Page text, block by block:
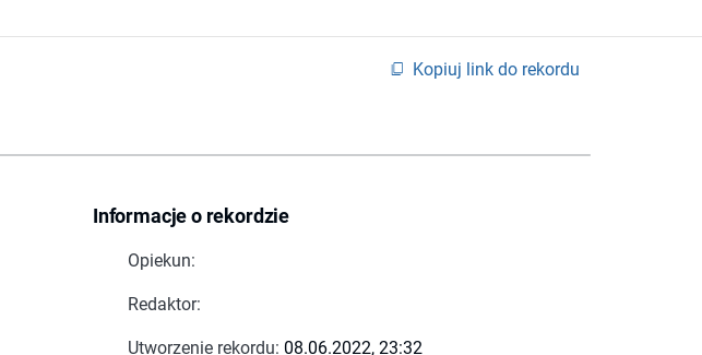
Kopiuj link do rekordu
Informacje o rekordzie
Opiekun:
Redaktor:
Utworzenie rekordu: 08.06.2022, 23:32